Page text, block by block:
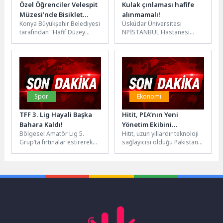
Özel Öğrenciler Velespit
Müzesi’nde Bisiklet
Tarihini Keşfetti
Konya Büyükşehir Belediyesi
tarafından "Hafif Düzey
Lise Öğrencileri İçin Fiziksel
Aktivite ve...
Kulak çınlaması hafife
alınmamalı!
Üsküdar Üniversitesi
NPİSTANBUL Hastanesi
Dr. Öğr. Üyesi K. Ali
Rahimi, kulak çınlamasının...
Spor
TFF 3. Lig Hayali Başka
Bahara Kaldı!
Bölgesel Amatör Lig 5.
Grup’ta fırtınalar estirerek
Ekonomi
Hitit, PIA’nın Yeni
Yönetim Ekibini
İstanbul’da Ağırladı
Hitit, uzun yıllardır teknoloji
sağlayıcısı olduğu Pakistan